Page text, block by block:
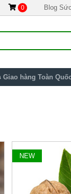
0 Blog
Giao hàng Toàn
NEW